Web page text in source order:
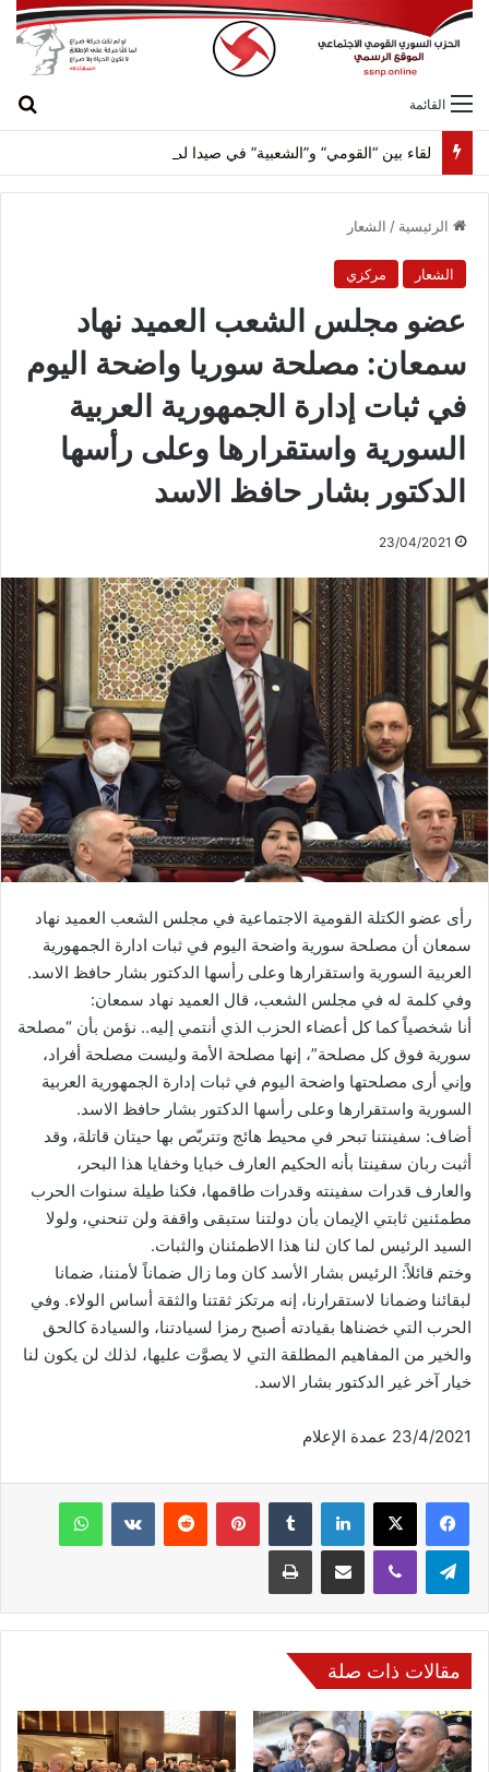
القائمة
الرئيسية / الشعار
الشعار مركزي
عضو مجلس الشعب العميد نهاد
سمعان: مصلحة سوريا واضحة اليوم
في ثبات إدارة الجمهورية العربية
السورية واستقرارها وعلى رأسها
الدكتور بشار حافظ الاسد
23/04/2021
رأى عضو الكتلة القومية الاجتماعية في مجلس الشعب العميد نهاد
سمعان أن مصلحة سورية واضحة اليوم في ثبات ادارة الجمهورية
العربية السورية واستقرارها وعلى رأسها الدكتور بشار حافظ الاسد.
وفي كلمة له في مجلس الشعب، قال العميد نهاد سمعان:
أنا شخصياً كما كل أعضاء الحزب الذي أنتمي إليه.. نؤمن بأن “مصلحة
سورية فوق كل مصلحة”، إنها مصلحة الأمة وليست مصلحة أفراد،
وإني أرى مصلحتها واضحة اليوم في ثبات إدارة الجمهورية العربية
السورية واستقرارها وعلى رأسها الدكتور بشار حافظ الاسد.
أضاف: سفينتنا تبحر في محيط هائج وتتربّص بها حيتان قاتلة، وقد
أثبت ربان سفينتا بأنه الحكيم العارف خبايا وخفايا هذا البحر،
والعارف قدرات سفينته وقدرات طاقمها، فكنا طيلة سنوات الحرب
مطمئنين ثابتي الإيمان بأن دولتنا ستبقى واقفة ولن تنحني، ولولا
السيد الرئيس لما كان لنا هذا الاطمئنان والثبات.
وختم قائلاً: الرئيس بشار الأسد كان وما زال ضماناً لأمننا، ضمانا
لبقائنا وضمانا لاستقرارنا، إنه مرتكز ثقتنا والثقة أساس الولاء. وفي
الحرب التي خضناها بقيادته أصبح رمزا لسيادتنا، والسيادة كالحق
والخير من المفاهيم المطلقة التي لا يصوَّت عليها، لذلك لن يكون لنا
خيار آخر غير الدكتور بشار الاسد.
23/4/2021 عمدة الإعلام
فيسبوك لينكدإن بينتيريست
مقالات ذات صلة